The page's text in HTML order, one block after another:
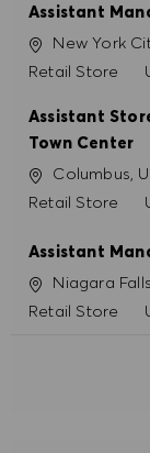
Assistant
SiteNew York
Catégorie
Retail Store
Assistant
Town Center
SiteColumbus,
Catégorie
Retail Store
Assistant
SiteNiagara
Catégorie
Retail Store